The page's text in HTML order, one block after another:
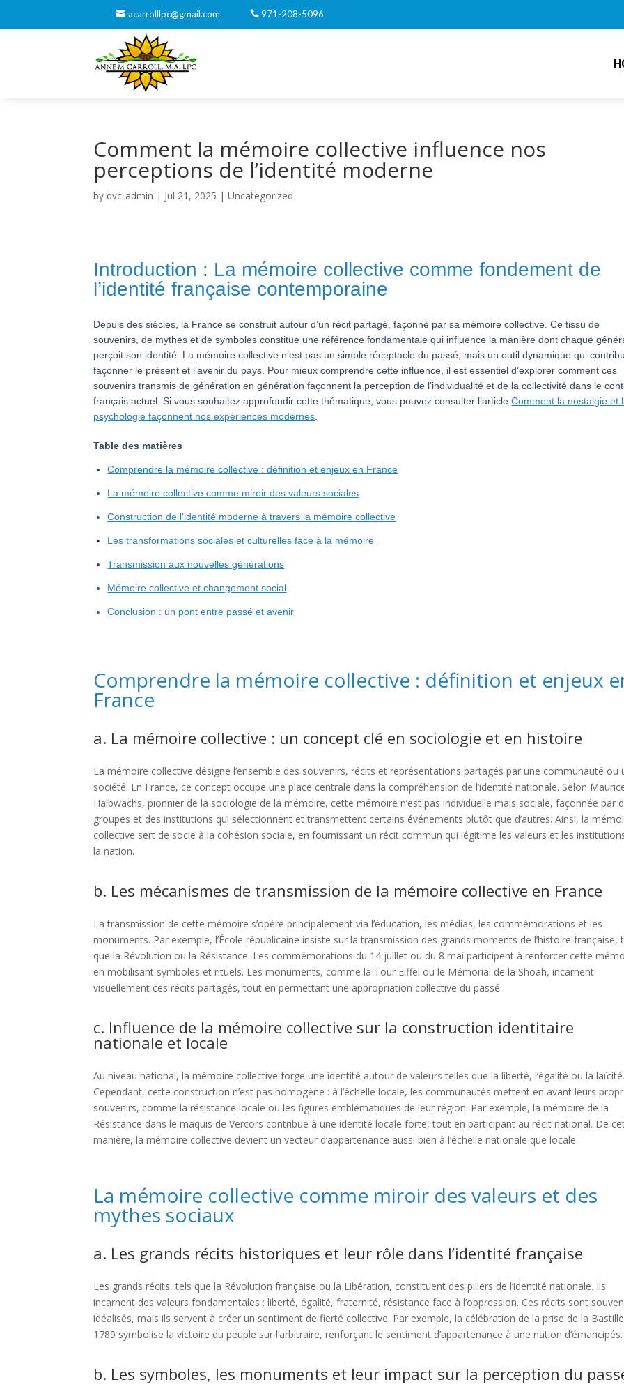
acarrolllpc@gmail.com 971-208-5096
Comment la mémoire collective influence nos
perceptions de l’identité moderne
by dvc-admin | Jul 21, 2025 |Uncategorized
Introduction : La mémoire collective comme fondement de
l’identité française contemporaine
Depuis des siècles, la France se construit autour d’un récit partagé, façonné par sa mémoire collective. Ce tissu de
souvenirs, de mythes et de symboles constitue une référence fondamentale qui influence la manière dont chaque
perçoit son identité. La mémoire collective n’est pas un simple réceptacle du passé, mais un outil dynamique qui
façonner le présent et l’avenir du pays. Pour mieux comprendre cette influence, il est essentiel d’explorer comment ces
souvenirs transmis de génération en génération façonnent la perception de l’individualité et de la collectivité dans le
français actuel. Si vous souhaitez approfondir cette thématique, vous pouvez consulter l’articleComment la nostalgie et
psychologie façonnent nos expériences modernes
Table des matières
Comprendre la mémoire collective : définition et enjeux en France
La mémoire collective comme miroir des valeurs sociales
Construction de l’identité moderne à travers la mémoire collective
Les transformations sociales et culturelles face à la mémoire
Transmission aux nouvelles générations
Mémoire collective et changement social
Conclusion : un pont entre passé et avenir
Comprendre la mémoire collective : définition et enjeux
France
a. La mémoire collective : un concept clé en sociologie et en histoire
La mémoire collective désigne l’ensemble des souvenirs, récits et représentations partagés par une communauté ou
société. En France, ce concept occupe une place centrale dans la compréhension de l’identité nationale. Selon
Halbwachs, pionnier de la sociologie de la mémoire, cette mémoire n’est pas individuelle mais sociale, façonnée par
groupes et des institutions qui sélectionnent et transmettent certains événements plutôt que d’autres. Ainsi, la
collective sert de socle à la cohésion sociale, en fournissant un récit commun qui légitime les valeurs et les
la nation.
b. Les mécanismes de transmission de la mémoire collective en France
La transmission de cette mémoire s’opère principalement via l’éducation, les médias, les commémorations et les
monuments. Par exemple, l’École républicaine insiste sur la transmission des grands moments de l’histoire française,
que la Révolution ou la Résistance. Les commémorations du 14 juillet ou du 8 mai participent à renforcer cette
en mobilisant symboles et rituels. Les monuments, comme la Tour Eiffel ou le Mémorial de la Shoah, incarnent
visuellement ces récits partagés, tout en permettant une appropriation collective du passé.
c. Influence de la mémoire collective sur la construction identitaire
nationale et locale
Au niveau national, la mémoire collective forge une identité autour de valeurs telles que la liberté, l’égalité ou la laïcité.
Cependant, cette construction n’est pas homogène : à l’échelle locale, les communautés mettent en avant leurs
souvenirs, comme la résistance locale ou les figures emblématiques de leur région. Par exemple, la mémoire de la
Résistance dans le maquis de Vercors contribue à une identité locale forte, tout en participant au récit national. De
manière, la mémoire collective devient un vecteur d’appartenance aussi bien à l’échelle nationale que locale.
La mémoire collective comme miroir des valeurs et des
mythes sociaux
a. Les grands récits historiques et leur rôle dans l’identité française
Les grands récits, tels que la Révolution française ou la Libération, constituent des piliers de l’identité nationale. Ils
incarnent des valeurs fondamentales : liberté, égalité, fraternité, résistance face à l’oppression. Ces récits sont
idéalisés, mais ils servent à créer un sentiment de fierté collective. Par exemple, la célébration de la prise de la
1789 symbolise la victoire du peuple sur l’arbitraire, renforçant le sentiment d’appartenance à une nation d’émancipés.
b. Les symboles, les monuments et leur impact sur la perception du